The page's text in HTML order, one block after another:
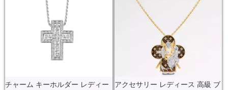
チャーム キーホルダー レディー
アクセサリー レディース 高級 ブ